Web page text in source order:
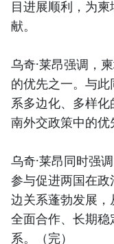
目进展顺利，为
献。
乌奇·莱昂强调，
的优先之一。与
系多边化、多样
南外交政策中的优
乌奇·莱昂同时强
参与促进两国在
边关系蓬勃发展，
全面合作、长期
系。（完）